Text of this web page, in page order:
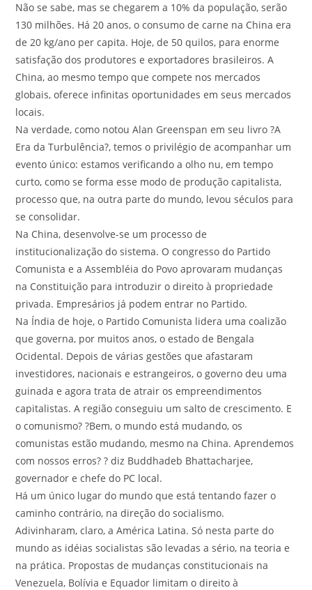
Não se sabe, mas se chegarem a 10% da população, serão
130 milhões. Há 20 anos, o consumo de carne na China era
de 20 kg/ano per capita. Hoje, de 50 quilos, para enorme
satisfação dos produtores e exportadores brasileiros. A
China, ao mesmo tempo que compete nos mercados
globais, oferece infinitas oportunidades em seus mercados
locais.
Na verdade, como notou Alan Greenspan em seu livro ?A
Era da Turbulência?, temos o privilégio de acompanhar um
evento único: estamos verificando a olho nu, em tempo
curto, como se forma esse modo de produção capitalista,
processo que, na outra parte do mundo, levou séculos para
se consolidar.
Na China, desenvolve-se um processo de
institucionalização do sistema. O congresso do Partido
Comunista e a Assembléia do Povo aprovaram mudanças
na Constituição para introduzir o direito à propriedade
privada. Empresários já podem entrar no Partido.
Na Índia de hoje, o Partido Comunista lidera uma coalizão
que governa, por muitos anos, o estado de Bengala
Ocidental. Depois de várias gestões que afastaram
investidores, nacionais e estrangeiros, o governo deu uma
guinada e agora trata de atrair os empreendimentos
capitalistas. A região conseguiu um salto de crescimento. E
o comunismo? ?Bem, o mundo está mudando, os
comunistas estão mudando, mesmo na China. Aprendemos
com nossos erros? ? diz Buddhadeb Bhattacharjee,
governador e chefe do PC local.
Há um único lugar do mundo que está tentando fazer o
caminho contrário, na direção do socialismo.
Adivinharam, claro, a América Latina. Só nesta parte do
mundo as idéias socialistas são levadas a sério, na teoria e
na prática. Propostas de mudanças constitucionais na
Venezuela, Bolívia e Equador limitam o direito à